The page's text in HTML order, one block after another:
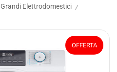
Grandi Elettrodomestici /
OFFERTA